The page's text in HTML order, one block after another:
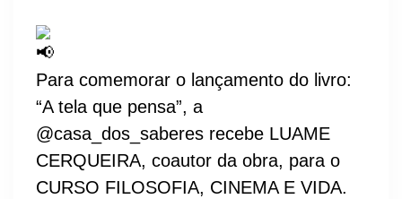
Para comemorar o lançamento do livro:
“A tela que pensa”, a
@casa_dos_saberes recebe LUAME
CERQUEIRA, coautor da obra, para o
CURSO FILOSOFIA, CINEMA E VIDA.